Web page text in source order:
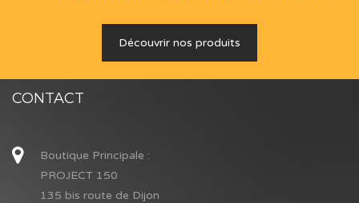
Découvrir nos produits
CONTACT
Boutique Principale :
PROJECT 150
135 bis route de Dijon